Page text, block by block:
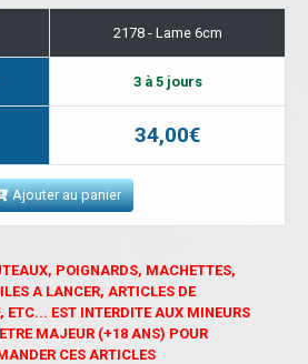
2178 - Lame 6cm
3 à 5 jours
34,00€
Ajouter au panier
POIGNARDS, MACHETTES,
A LANCER, ARTICLES DE
ETC... EST INTERDITE AUX MINEURS
MAJEUR (+18 ANS) POUR
CES ARTICLES